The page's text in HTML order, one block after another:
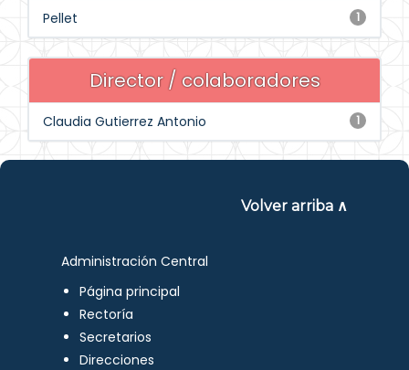
1
Pellet
Director / colaboradores
1
Claudia Gutierrez Antonio
Volver arriba ∧
Administración Central
Página principal
Rectoría
Secretarios
Direcciones